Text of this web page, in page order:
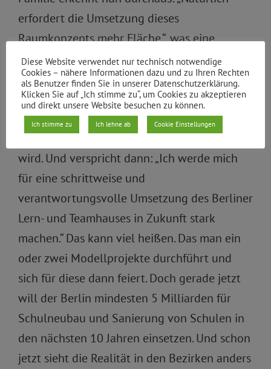
erfordert die Umsetzung dieses
Raumkonzepts mehr Fläche.“, was eine
Abkehr vom bisherigen
Musterraumprogramm erfordern würde, dass
festlegt, wieviel Raum für jede Schüler*in zu
Verfügung stehen soll und nur dieser dann
auch den Bezirken gegenüber refinanziert
wird. Und verspricht dann: „Ich werde mich
für eine schrittweise und
verantwortungsvolle Umsetzung des Berliner
Lern- und Teamhauses in Zukunft stark
machen.“ Das kann viel heißen. Das man ein
oder zwei Modellprojekte durchführt und
sich für diese dann feiert. Doch gerade jetzt
will der Berlin mindesten 5 Milliarden für
Schulneubau und Sanierung von Schulen in
den nächsten 10 Jahren einsetzen. Und schon
jetzt sieht die Realität in den Bezirken anders
Diese Website verwendet nur technisch notwendige
Cookies – nähere Informationen dazu und zu Ihren Rechten
als Benutzer finden Sie in unserer Datenschutzerklärung.
Klicken Sie auf „Ich stimme zu“, um Cookies zu akzeptieren
und direkt unsere Website besuchen zu können.
Ich stimme zu Ich lehne ab Cookie Einstellungen